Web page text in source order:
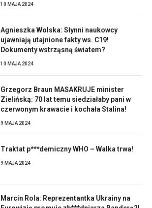
10 MAJA 2024
Agnieszka Wolska: Słynni naukowcy
ujawniają utajnione fakty ws. C19!
Dokumenty wstrząsną światem?
10 MAJA 2024
Grzegorz Braun MASAKRUJE minister
Zielińską: 70 lat temu siedziałaby pani w
czerwonym krawacie i kochała Stalina!
9 MAJA 2024
Traktat p***demiczny WHO – Walka trwa!
9 MAJA 2024
Marcin Rola: Reprezentantka Ukrainy na